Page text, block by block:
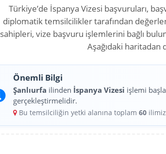
Türkiye’de İspanya Vizesi başvuruları,
diplomatik temsilcilikler tarafından
sahipleri, vize başvuru işlemlerini bağlı
Aşağıdaki haritadan
Önemli Bilgi
Şanlıurfa ilinden İspanya Vizesi işlemi
gerçekleştirmelidir.
Bu temsilciliğin yetki alanına toplam60 ilimiz